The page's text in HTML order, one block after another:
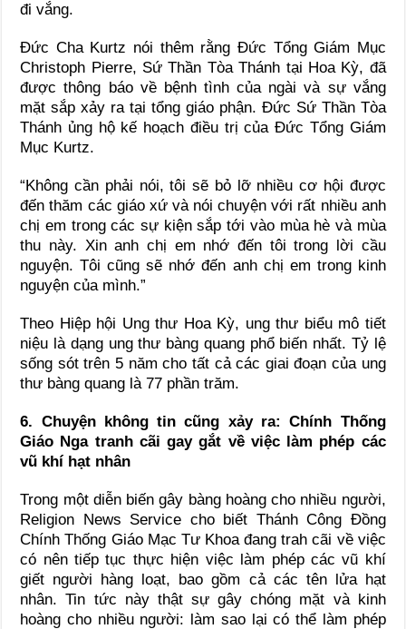
đi vắng.
Đức Cha Kurtz nói thêm rằng Đức Tổng Giám Mục
Christoph Pierre, Sứ Thần Tòa Thánh tại Hoa Kỳ, đã
được thông báo về bệnh tình của ngài và sự vắng
mặt sắp xảy ra tại tổng giáo phận. Đức Sứ Thần Tòa
Thánh ủng hộ kế hoạch điều trị của Đức Tổng Giám
Mục Kurtz.
“Không cần phải nói, tôi sẽ bỏ lỡ nhiều cơ hội được
đến thăm các giáo xứ và nói chuyện với rất nhiều anh
chị em trong các sự kiện sắp tới vào mùa hè và mùa
thu này. Xin anh chị em nhớ đến tôi trong lời cầu
nguyện. Tôi cũng sẽ nhớ đến anh chị em trong kinh
nguyện của mình.”
Theo Hiệp hội Ung thư Hoa Kỳ, ung thư biểu mô tiết
niệu là dạng ung thư bàng quang phổ biến nhất. Tỷ lệ
sống sót trên 5 năm cho tất cả các giai đoạn của ung
thư bàng quang là 77 phần trăm.
6. Chuyện không tin cũng xảy ra: Chính Thống
Giáo Nga tranh cãi gay gắt về việc làm phép các
vũ khí hạt nhân
Trong một diễn biến gây bàng hoàng cho nhiều người,
Religion News Service cho biết Thánh Công Đồng
Chính Thống Giáo Mạc Tư Khoa đang trah cãi về việc
có nên tiếp tục thực hiện việc làm phép các vũ khí
giết người hàng loạt, bao gồm cả các tên lửa hạt
nhân. Tin tức này thật sự gây chóng mặt và kinh
hoàng cho nhiều người: làm sao lại có thể làm phép